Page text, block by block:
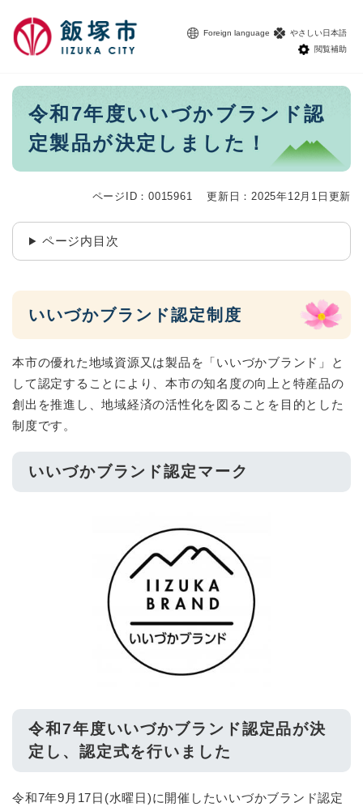
Foreign language
やさしい日本語
閲覧補助
本
令和7年度いいづかブランド認
定製品が決定しました！
ページID：0015961 更新日：2025年12月1日更新
ページ内目次
いいづかブランド認定制度
本市の優れた地域資源又は製品を「いいづかブランド」と
して認定することにより、本市の知名度の向上と特産品の
創出を推進し、地域経済の活性化を図ることを目的とした
制度です。
いいづかブランド認定マーク
令和7年度いいづかブランド認定品が決
定し、認定式を行いました
令和7年9月17日(水曜日)に開催したいいづかブランド認定